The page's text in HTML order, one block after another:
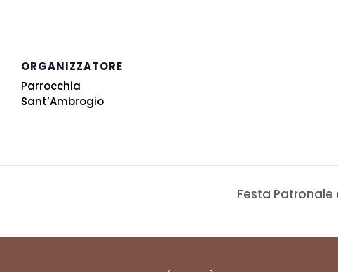
ORGANIZZATORE
Parrocchia
Sant’Ambrogio
Festa Patronale